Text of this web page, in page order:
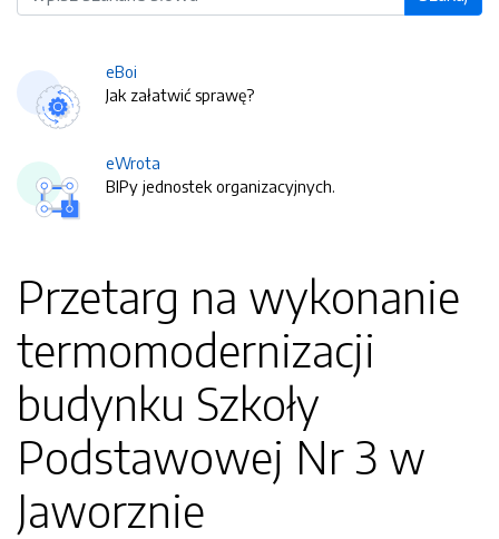
eBoi
Jak załatwić sprawę?
eWrota
BIPy jednostek organizacyjnych.
Przetarg na wykonanie
termomodernizacji
budynku Szkoły
Podstawowej Nr 3 w
Jaworznie